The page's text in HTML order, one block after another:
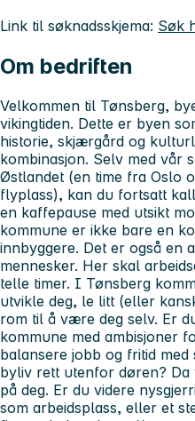
Link til søknadsskjema: Søk
Om bedriften
Velkommen til Tønsberg,
vikingtiden. Dette er byen
historie, skjærgård og
kombinasjon. Selv med vår
Østlandet (en time fra Oslo
flyplass), kan du fortsatt
en kaffepause med utsikt
kommune er ikke bare en
innbyggere. Det er også en
mennesker. Her skal
telle timer. I Tønsberg
utvikle deg, le litt (eller
rom til å være deg selv. Er
kommune med ambisjoner
balansere jobb og fritid
byliv rett utenfor døren?
på deg. Er du videre
som arbeidsplass, eller et